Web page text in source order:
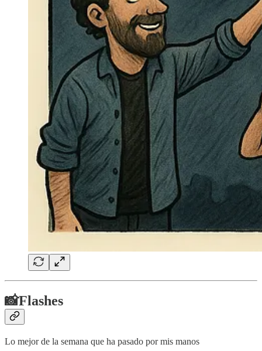
📸Flashes
Lo mejor de la semana que ha pasado por mis manos